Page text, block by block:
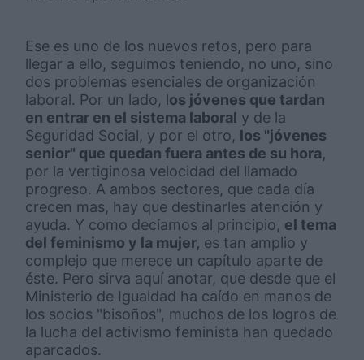
Ese es uno de los nuevos retos, pero para
llegar a ello, seguimos teniendo, no uno, sino
dos problemas esenciales de organización
laboral. Por un lado, los jóvenes que tardan
en entrar en el sistema laboral y de la
Seguridad Social, y por el otro, los "jóvenes
senior" que quedan fuera antes de su hora,
por la vertiginosa velocidad del llamado
progreso. A ambos sectores, que cada día
crecen mas, hay que destinarles atención y
ayuda. Y como decíamos al principio, el tema
del feminismo y la mujer, es tan amplio y
complejo que merece un capítulo aparte de
éste. Pero sirva aquí anotar, que desde que el
Ministerio de Igualdad ha caído en manos de
los socios "bisoños", muchos de los logros de
la lucha del activismo feminista han quedado
aparcados.